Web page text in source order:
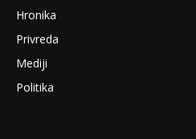
Hronika
Privreda
Mediji
Politika